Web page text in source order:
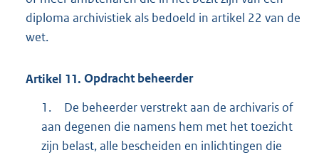
diploma archivistiek als bedoeld in artikel 22 van de
wet.
Artikel 11. Opdracht beheerder
1.
De beheerder verstrekt aan de archivaris of
aan degenen die namens hem met het toezicht
zijn belast, alle bescheiden en inlichtingen die